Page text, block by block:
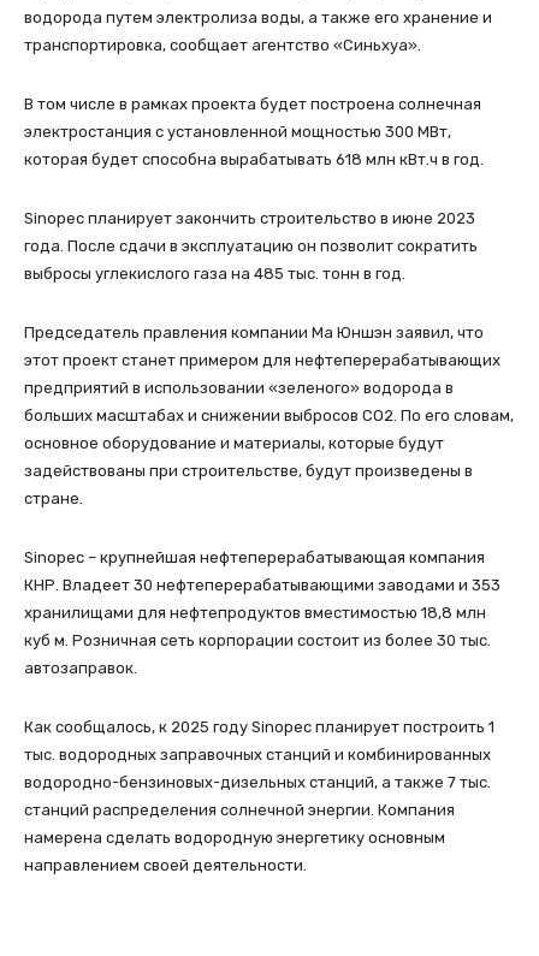
водорода путем электролиза воды, а также его хранение и
транспортировка, сообщает агентство «Синьхуа».
В том числе в рамках проекта будет построена солнечная
электростанция с установленной мощностью 300 МВт,
которая будет способна вырабатывать 618 млн кВт.ч в год.
Sinopec планирует закончить строительство в июне 2023
года. После сдачи в эксплуатацию он позволит сократить
выбросы углекислого газа на 485 тыс. тонн в год.
Председатель правления компании Ма Юншэн заявил, что
этот проект станет примером для нефтеперерабатывающих
предприятий в использовании «зеленого» водорода в
больших масштабах и снижении выбросов СО2. По его словам,
основное оборудование и материалы, которые будут
задействованы при строительстве, будут произведены в
стране.
Sinopec – крупнейшая нефтеперерабатывающая компания
КНР. Владеет 30 нефтеперерабатывающими заводами и 353
хранилищами для нефтепродуктов вместимостью 18,8 млн
куб м. Розничная сеть корпорации состоит из более 30 тыс.
автозаправок.
Как сообщалось, к 2025 году Sinopec планирует построить 1
тыс. водородных заправочных станций и комбинированных
водородно-бензиновых-дизельных станций, а также 7 тыс.
станций распределения солнечной энергии. Компания
намерена сделать водородную энергетику основным
направлением своей деятельности.